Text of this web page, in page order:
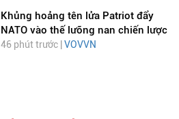
Khủng hoảng tên lửa Patriot đẩy
NATO vào thế lưỡng nan chiến lược
46 phút trước | VOVVN